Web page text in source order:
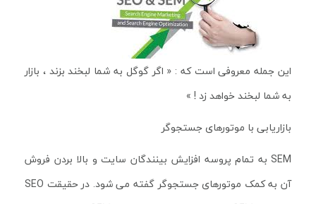
این جمله معروفی است که : « اگر گوگل به شما لبخند بزند ، بازار
به شما لبخند خواهد زد ! »
بازاریابی با موتورهای جستجوگر
SEM به تمام پروسه افزایش بینندگان سایت و بالا بردن فروش
آن به کمک موتورهای جستجوگر گفته می شود. در حقیقت SEO